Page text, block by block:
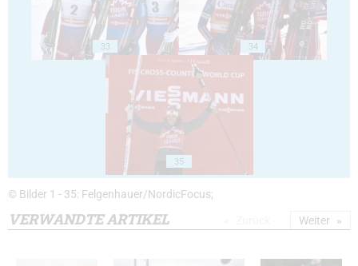
33 34
35
© Bilder 1 - 35: Felgenhauer/NordicFocus;
VERWANDTE ARTIKEL Weiter